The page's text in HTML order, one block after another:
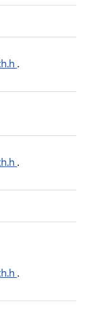
.
.
.